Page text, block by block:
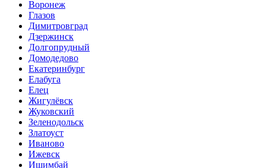
Воронеж
Глазов
Димитровград
Дзержинск
Долгопрудный
Домодедово
Екатеринбург
Елабуга
Елец
Жигулёвск
Жуковский
Зеленодольск
Златоуст
Иваново
Ижевск
Ишимбай